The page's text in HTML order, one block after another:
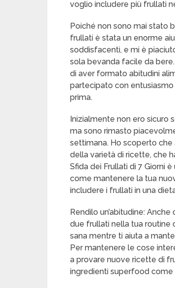
voglio includere più frullati
Poiché non sono mai stato
frullati è stata un enorme
soddisfacenti, e mi è
sola bevanda facile da
di aver formato abitudini
partecipato con
prima.
Inizialmente non ero sicuro
ma sono rimasto
settimana. Ho scoperto
della varietà di ricette, che
Sfida dei Frullati di 7 Giorni
come mantenere la tua
includere i frullati in una
Rendilo un’abitudine:
due frullati nella tua routine
sana mentre ti aiuta a
Per mantenere le cose
a provare nuove ricette di
ingredienti superfood come